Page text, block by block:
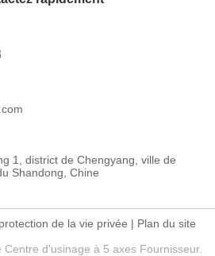
1, district de Chengyang, ville de
Shandong, Chine
de la vie privée | Plan du site
Centre d'usinage à 5 axes Fournisseur.